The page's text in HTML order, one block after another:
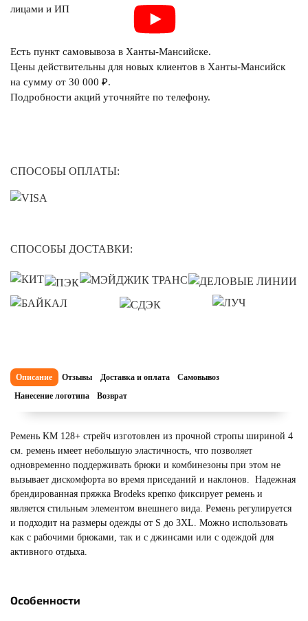
лицами и ИП
Есть пункт самовывоза в Ханты-Мансийске.
Цены действительны для новых клиентов в Ханты-Мансийск
на сумму от 30 000 ₽.
Подробности акций уточняйте по телефону.
СПОСОБЫ ОПЛАТЫ:
СПОСОБЫ ДОСТАВКИ:
Описание Отзывы Доставка и оплата
Самовывоз
Нанесение логотипа
Возврат
Ремень KM 128+ стрейч изготовлен из прочной стропы шириной 4
см. ремень имеет небольшую эластичность, что позволяет
одновременно поддерживать брюки и комбинезоны при этом не
вызывает дискомфорта во время приседаний и наклонов. Надежная
брендированная пряжка Brodeks крепко фиксирует ремень и
является стильным элементом внешнего вида. Ремень регулируется
и подходит на размеры одежды от S до 3XL. Можно использовать
как с рабочими брюками, так и с джинсами или с одеждой для
активного отдыха.
Особенности